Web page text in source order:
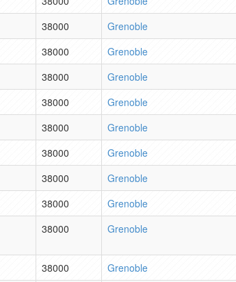
38000 Grenoble
38000 Grenoble
38000 Grenoble
38000 Grenoble
38000 Grenoble
38000 Grenoble
38000 Grenoble
38000 Grenoble
38000 Grenoble
38000 Grenoble